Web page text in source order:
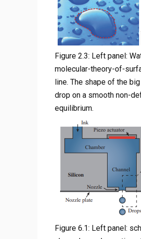
Figure 2.3: Left panel:
molecular-theory-of-
line. The shape of the
drop on a smooth non-
equilibrium.
Figure 6.1: Left panel: